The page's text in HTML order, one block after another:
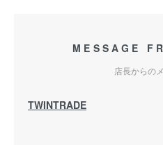
MESSAGE
店長からの
TWINTRADE